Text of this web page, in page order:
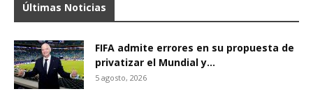
Últimas Noticias
FIFA admite errores en su propuesta de
privatizar el Mundial y...
5 agosto, 2026